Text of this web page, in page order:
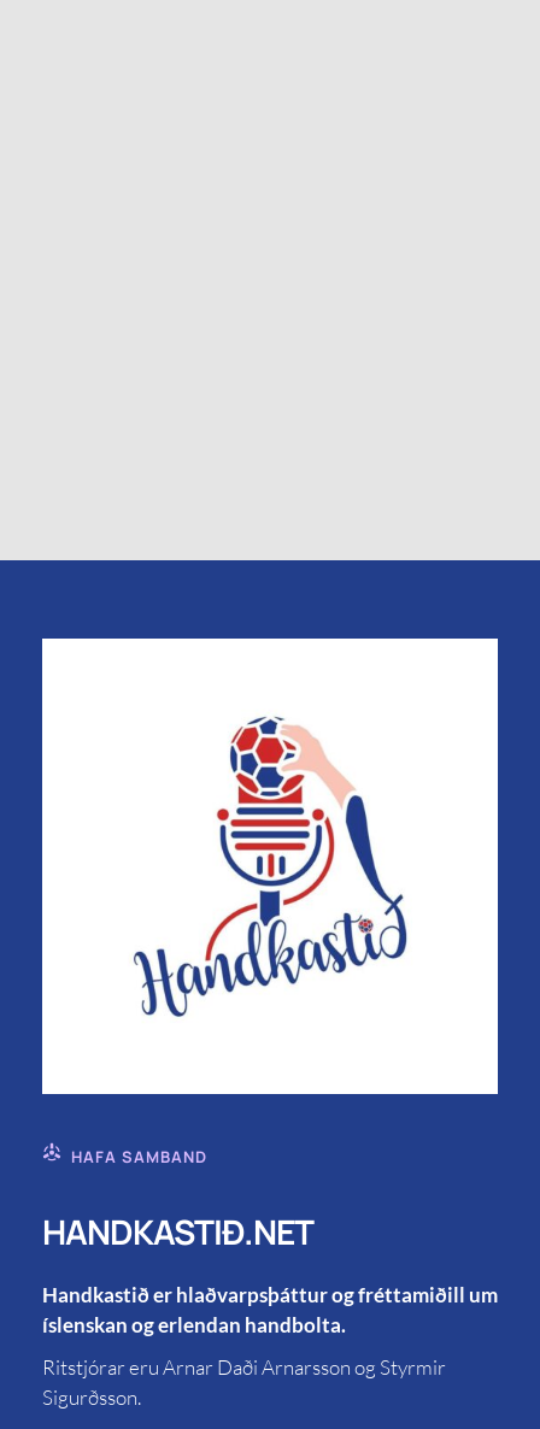
HAFA SAMBAND
HANDKASTIÐ.NET
Handkastið er hlaðvarpsþáttur og fréttamiðill um
íslenskan og erlendan handbolta.
Ritstjórar eru Arnar Daði Arnarsson og Styrmir
Sigurðsson.